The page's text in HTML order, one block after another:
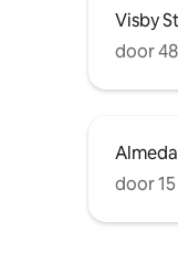
Visby
door
door